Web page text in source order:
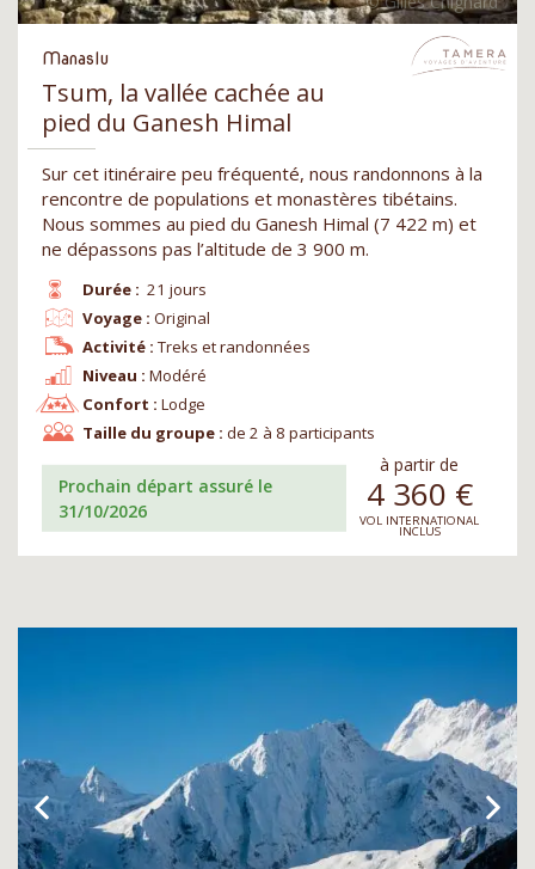
Manaslu
Tsum, la vallée cachée au
pied du Ganesh Himal
Sur cet itinéraire peu fréquenté, nous randonnons à la
rencontre de populations et monastères tibétains.
Nous sommes au pied du Ganesh Himal (7 422 m) et
ne dépassons pas l’altitude de 3 900 m.
Durée : 21 jours
Niveau : Modéré
Voyage : Original
Confort : Lodge
Activité : Treks et randonnées
Taille du groupe : de 2 à 8 participants
Prochain départ assuré le
31/10/2026
à partir de
4 360 €
VOL INTERNATIONAL
INCLUS